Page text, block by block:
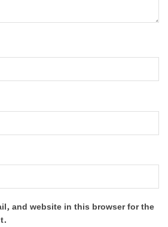
and website in this browser for the